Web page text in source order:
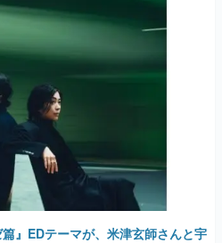
』EDテーマが、米津玄師さんと宇